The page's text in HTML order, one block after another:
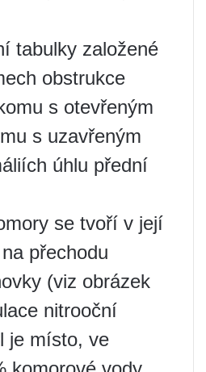
tabulky založené
obstrukce
s otevřeným
s uzavřeným
úhlu přední
se tvoří v její
přechodu
(viz obrázek
nitrooční
je místo, ve